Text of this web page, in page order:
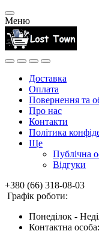
Меню
Доставка
Оплата
Повернення та
Про нас
Контакти
Політика
Ще
Публічна
Відгуки
+380 (66) 318-08-03
Графік роботи:
Понеділок -
Контактна